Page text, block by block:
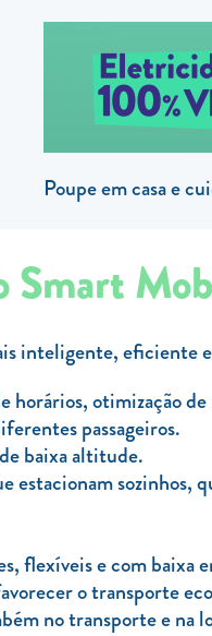
Poupe em casa e
Smart
inteligente, eficiente
horários, otimização
passageiros.
baixa altitude.
estacionam
flexíveis e com baixa
o transporte
no transporte e na